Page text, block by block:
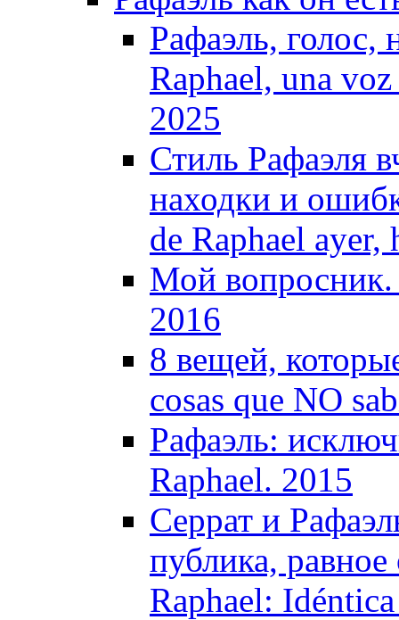
Рафаэль, голос,
Raphael, una
2025
Стиль Рафаэля
находки и
de Raphael
Мой вопросник.
2016
8 вещей,
cosas que NO
Рафаэль:
Raphael. 2015
Серрат и
публика,
Raphael: